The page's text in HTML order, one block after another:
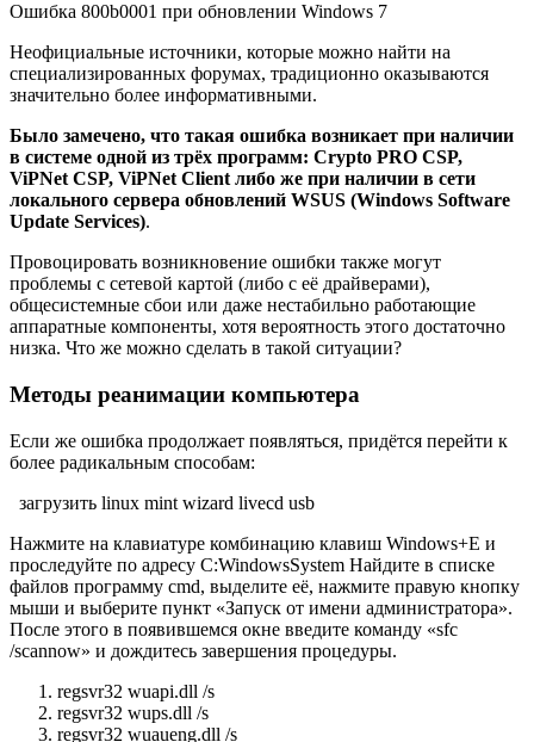
Ошибка 800b0001 при обновлении Windows 7
Неофициальные источники, которые можно найти на
специализированных форумах, традиционно оказываются
значительно более информативными.
Было замечено, что такая ошибка возникает при наличии
в системе одной из трёх программ: Crypto PRO CSP,
ViPNet CSP, ViPNet Client либо же при наличии в сети
локального сервера обновлений WSUS (Windows Software
Update Services).
Провоцировать возникновение ошибки также могут
проблемы с сетевой картой (либо с её драйверами),
общесистемные сбои или даже нестабильно работающие
аппаратные компоненты, хотя вероятность этого достаточно
низка. Что же можно сделать в такой ситуации?
Методы реанимации компьютера
Если же ошибка продолжает появляться, придётся перейти к
более радикальным способам:
загрузить linux mint wizard livecd usb
Нажмите на клавиатуре комбинацию клавиш Windows+E и
проследуйте по адресу C:WindowsSystem Найдите в списке
файлов программу cmd, выделите её, нажмите правую кнопку
мыши и выберите пункт «Запуск от имени администратора».
После этого в появившемся окне введите команду «sfc
/scannow» и дождитесь завершения процедуры.
regsvr32 wuapi.dll /s
regsvr32 wups.dll /s
regsvr32 wuaueng.dll /s